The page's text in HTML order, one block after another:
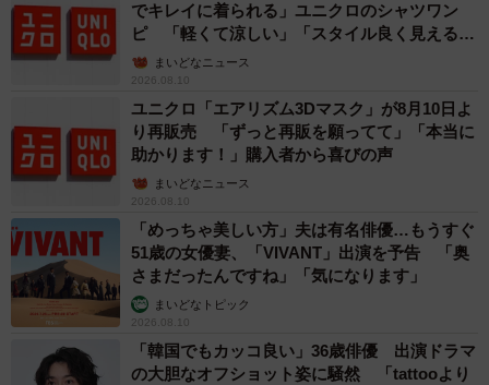
でキレイに着られる」ユニクロのシャツワン
ピ 「軽くて涼しい」「スタイル良く見える」
の声まいどなニュース
2026.08.10
ユニクロ「エアリズム3Dマスク」が8月10日よ
り再販売 「ずっと再販を願ってて」「本当に
助かります！」購入者から喜びの声
まいどなニュース
2026.08.10
「めっちゃ美しい方」夫は有名俳優…もうすぐ
51歳の女優妻、「VIVANT」出演を予告 「奥
さまだったんですね」「気になります」
まいどなトピック
2026.08.10
「韓国でもカッコ良い」36歳俳優 出演ドラマ
の大胆なオフショット姿に騒然 「tattooより